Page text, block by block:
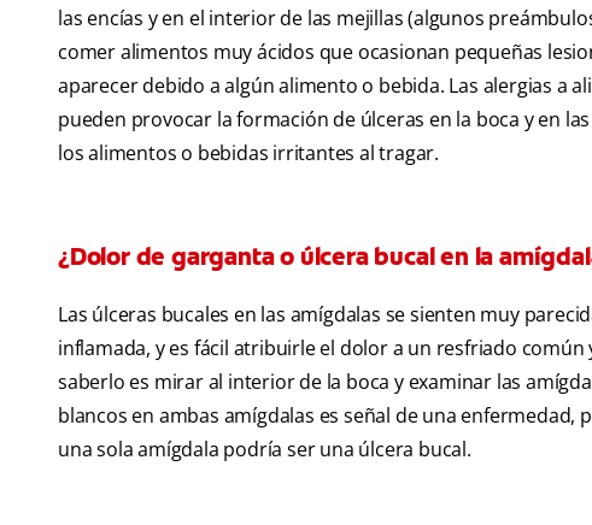
las encías y en el interior de las mejillas (algunos
comer alimentos muy ácidos que ocasionan pequeñas
aparecer debido a algún alimento o bebida. Las alergias a
pueden provocar la formación de úlceras en la boca y en
los alimentos o bebidas irritantes al tragar.
¿Dolor de garganta o úlcera bucal en la
Las úlceras bucales en las amígdalas se sienten muy
inflamada, y es fácil atribuirle el dolor a un resfriado
saberlo es mirar al interior de la boca y examinar las
blancos en ambas amígdalas es señal de una
una sola amígdala podría ser una úlcera bucal.